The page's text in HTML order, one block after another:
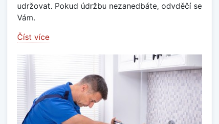
udržovat. Pokud údržbu nezanedbáte, odvděčí se
Vám.
Číst více